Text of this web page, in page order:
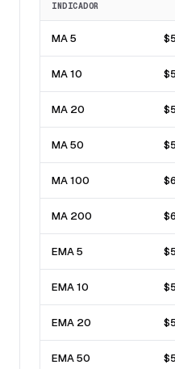
INDICADOR
MA 5
MA 10
MA 20
MA 50
MA 100
MA 200
EMA 5
EMA 10
EMA 20
EMA 50